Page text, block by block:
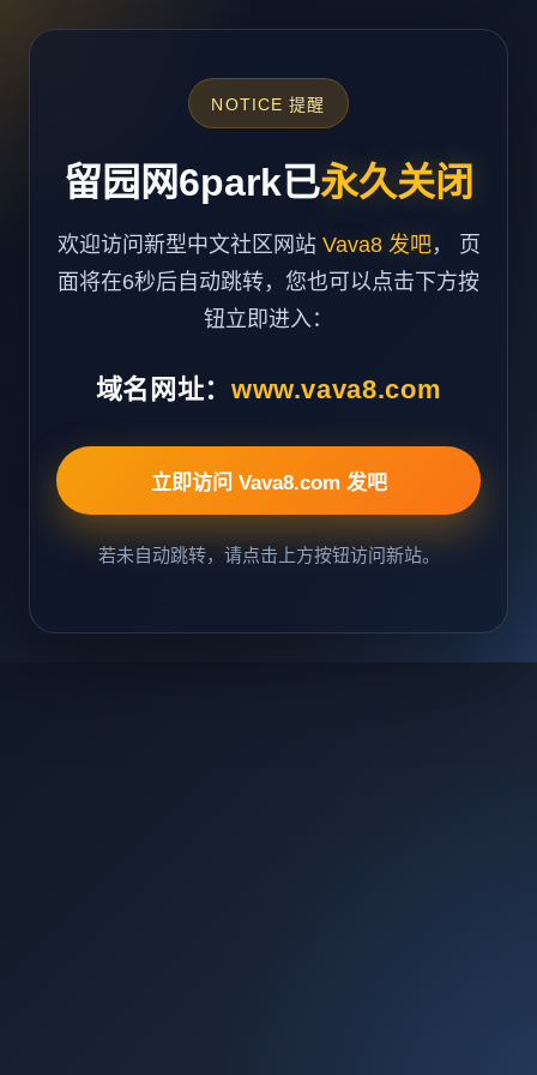
NOTICE 提醒
留园网6park已永久关闭
欢迎访问新型中文社区网站 Vava8 发吧， 页
面将在6秒后自动跳转，您也可以点击下方按
钮立即进入：
域名网址： www.vava8.com
立即访问 Vava8.com 发吧
若未自动跳转，请点击上方按钮访问新站。